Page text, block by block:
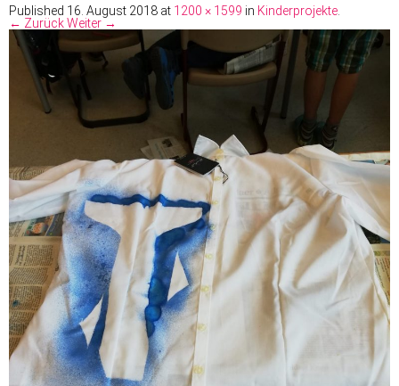
Published 16. August 2018 at 1200 × 1599 in Kinderprojekte.
← ZurückWeiter →